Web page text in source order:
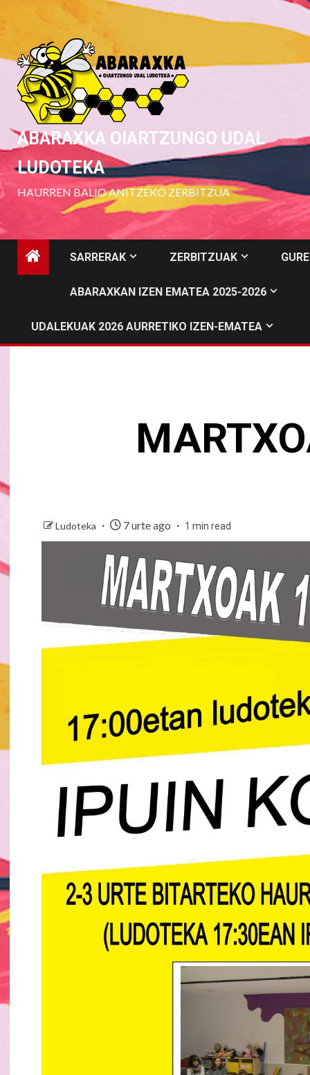
to
content
ABARAXKA OIARTZUNGO UDAL
LUDOTEKA
HAURREN BALIO ANITZEKO ZERBITZUA
SARRERAK ZERBITZUAK
ABARAXKAN IZEN EMATEA 2025-2026
UDALEKUAK 2026 AURRETIKO IZEN-EMATEA
Ludoteka 7 urte ago 1 min read